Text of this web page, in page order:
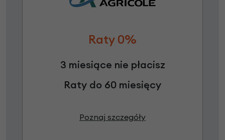
Raty 0%
3 miesiące nie płacisz
Raty do 60 miesięcy
Poznaj szczegóły